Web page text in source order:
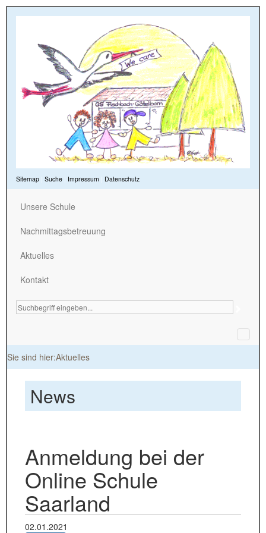
Sitemap | Suche | Impressum | Datenschutz
Unsere Schule
Nachmittagsbetreuung
Aktuelles
Kontakt
Sie sind hier:Aktuelles
News
Anmeldung bei der
Online Schule
Saarland
02.01.2021